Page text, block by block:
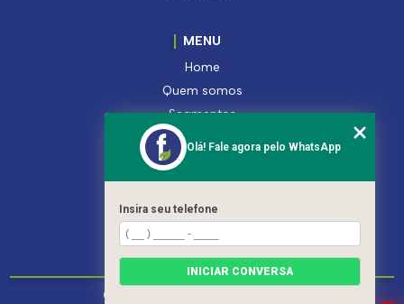
MENU
Home
Quem somos
Segmentos
Serviços
Produtos
Contato
Categorias
Mapa do site
Copyright © Ferroleto. (Lei 9610 de 19/02/1998)
Olá! Fale agora pelo WhatsApp
Insira seu telefone
INICIAR CONVERSA